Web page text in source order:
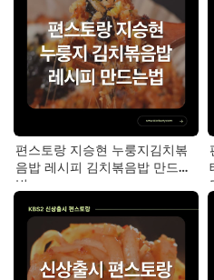
편스토랑 지승현 누룽지김치볶
음밥 레시피 김치볶음밥 만드는
법